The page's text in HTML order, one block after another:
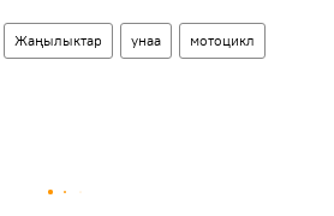
Жаңылыктар унаа мотоцикл